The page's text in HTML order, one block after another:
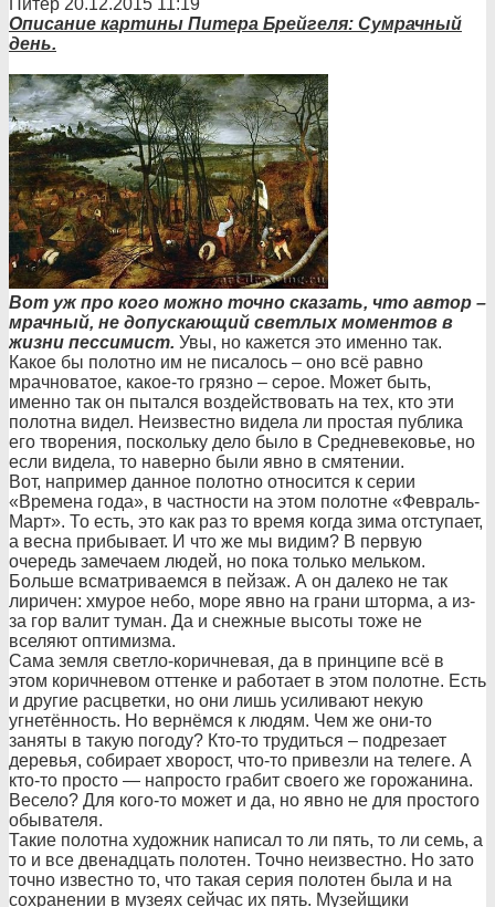
Описание картины Питера Брейгеля: Сумрачный
день.
Вот уж про кого можно точно сказать, что автор –
мрачный, не допускающий светлых моментов в
жизни пессимист. Увы, но кажется это именно так.
Какое бы полотно им не писалось – оно всё равно
мрачноватое, какое-то грязно – серое. Может быть,
именно так он пытался воздействовать на тех, кто эти
полотна видел. Неизвестно видела ли простая публика
его творения, поскольку дело было в Средневековье, но
если видела, то наверно были явно в смятении.
Вот, например данное полотно относится к серии
«Времена года», в частности на этом полотне «Февраль-
Март». То есть, это как раз то время когда зима отступает,
а весна прибывает. И что же мы видим? В первую
очередь замечаем людей, но пока только мельком.
Больше всматриваемся в пейзаж. А он далеко не так
лиричен: хмурое небо, море явно на грани шторма, а из-
за гор валит туман. Да и снежные высоты тоже не
вселяют оптимизма.
Сама земля светло-коричневая, да в принципе всё в
этом коричневом оттенке и работает в этом полотне. Есть
и другие расцветки, но они лишь усиливают некую
угнетённость. Но вернёмся к людям. Чем же они-то
заняты в такую погоду? Кто-то трудиться – подрезает
деревья, собирает хворост, что-то привезли на телеге. А
кто-то просто — напросто грабит своего же горожанина.
Весело? Для кого-то может и да, но явно не для простого
обывателя.
Такие полотна художник написал то ли пять, то ли семь, а
то и все двенадцать полотен. Точно неизвестно. Но зато
точно известно то, что такая серия полотен была и на
сохранении в музеях сейчас их пять. Музейщики